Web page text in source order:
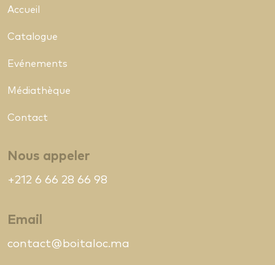
Accueil
Catalogue
Evénements
Médiathèque
Contact
Nous appeler
+212 6 66 28 66 98
Email
contact@boitaloc.ma